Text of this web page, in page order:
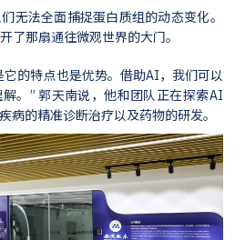
无法全面捕捉蛋白质组的动态变化。
了那扇通往微观世界的大门。
它的特点也是优势。借助AI，我们可以
。” 郭天南说，他和团队正在探索AI
病的精准诊断治疗以及药物的研发。